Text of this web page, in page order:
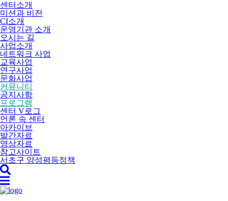
센터소개
미션과 비전
CI소개
운영기관 소개
오시는 길
사업소개
네트워크 사업
교육사업
연구사업
문화사업
커뮤니티
공지사항
프로그램
센터 V로그
언론 속 센터
아카이브
발간자료
영상자료
참고사이트
서초구 양성평등정책